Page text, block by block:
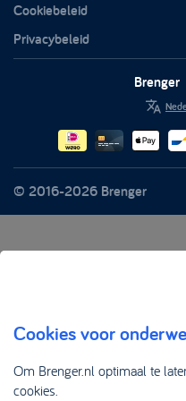
Cookiebeleid
Privacybeleid
© 2016-2026 Brenger
Brenger
Cookies voor
Om Brenger.nl optimaal te
cookies.